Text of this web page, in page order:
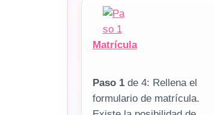
Matrícula
Paso 1 de 4: Rellena el
formulario de matrícula.